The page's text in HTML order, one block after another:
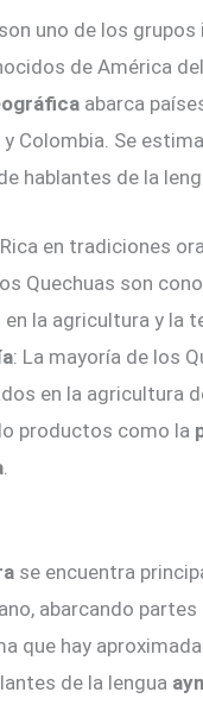
son uno de los grupos
de América del
abarca
y Colombia. Se
hablantes de la
en tradiciones
Quechuas son
en la agricultura y la
: La mayoría de los
en la agricultura
productos como la
.
se encuentra
abarcando partes
que hay
de la lengua